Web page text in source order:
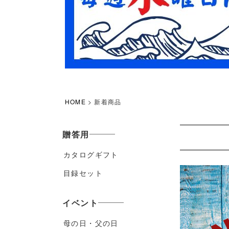
HOME 新着商品
贈答用
カタログギフト
目録セット
イベント
母の日・父の日